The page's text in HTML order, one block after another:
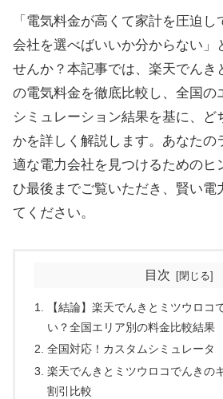
「電気料金が高くて家計を圧迫
会社を選べばいいか分からない」
せんか？本記事では、楽天でんき
の電気料金を徹底比較し、全国の
シミュレーション結果を基に、ど
かを詳しく解説します。あなたの
適な電力会社を見つけるためのヒ
ひ最後までご覧いただき、賢い電
てください。
目次
【結論】楽天でんきとミツウロコ
い？全国エリア別の料金比較結果
全国対応！カスタムシミュレータ
楽天でんきとミツウロコでんきの
割引比較